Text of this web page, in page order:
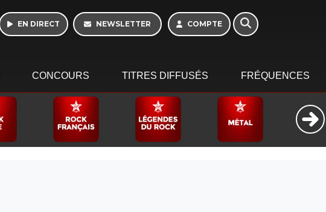
EN DIRECT NEWSLETTER COMPTE
CONCOURS TITRES DIFFUSÉS FRÉQUENCES
Week-end de 06h à
12h